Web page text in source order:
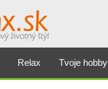
Relax Tvoje hobby